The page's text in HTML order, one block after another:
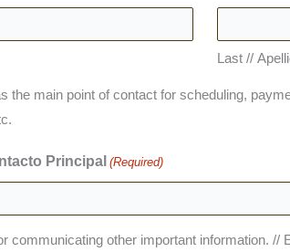
Last //
main point of contact for scheduling,
Principal (Required)
communicating other important information.